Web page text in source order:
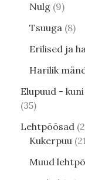
Nulg 9
Tsuuga 8
Erilised ja
Harilik
Elupuud -
35
Lehtpõõsad
Kukerpuu
Muud